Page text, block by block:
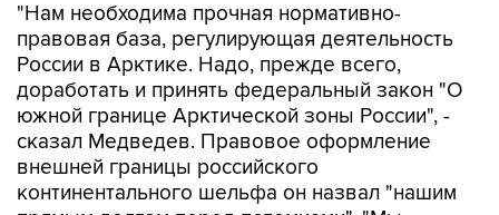
"Нам необходима прочная нормативно-
правовая база, регулирующая деятельность
России в Арктике. Надо, прежде всего,
доработать и принять федеральный закон "О
южной границе Арктической зоны России", -
сказал Медведев. Правовое оформление
внешней границы российского
континентального шельфа он назвал "нашим